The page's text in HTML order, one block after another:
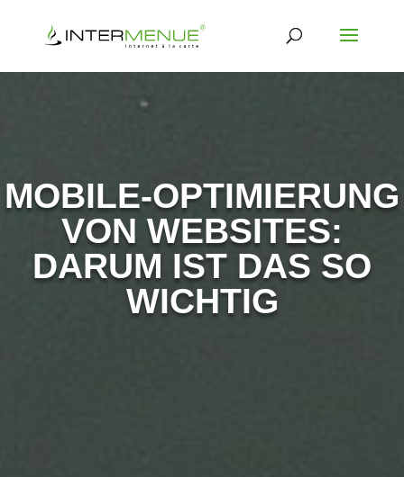
MOBILE-OPTIMIERUNG
VON WEBSITES:
DARUM IST DAS SO
WICHTIG